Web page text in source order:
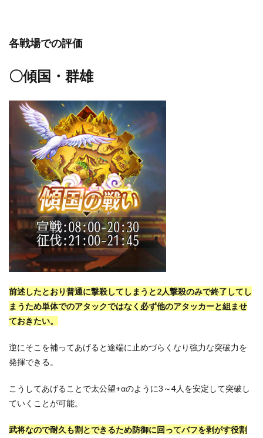
各戦場での評価
〇傾国・群雄
前述したとおり普通に撃殺してしまうと2人撃殺のみで終了してし
まうため単体でのアタックではなく必ず他のアタッカーと組ませ
ておきたい。
逆にそこを補ってあげると途端に止めづらくなり強力な突破力を
発揮できる。
こうしてあげることで太公望+αのように3～4人を安定して突破し
ていくことが可能。
武将なので耐久も割とできるため防御に回ってバフを剥がす役割